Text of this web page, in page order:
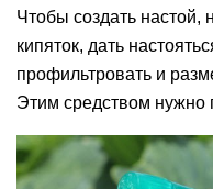
Чтобы создать настой,
кипяток, дать
профильтровать и
Этим средством нужно